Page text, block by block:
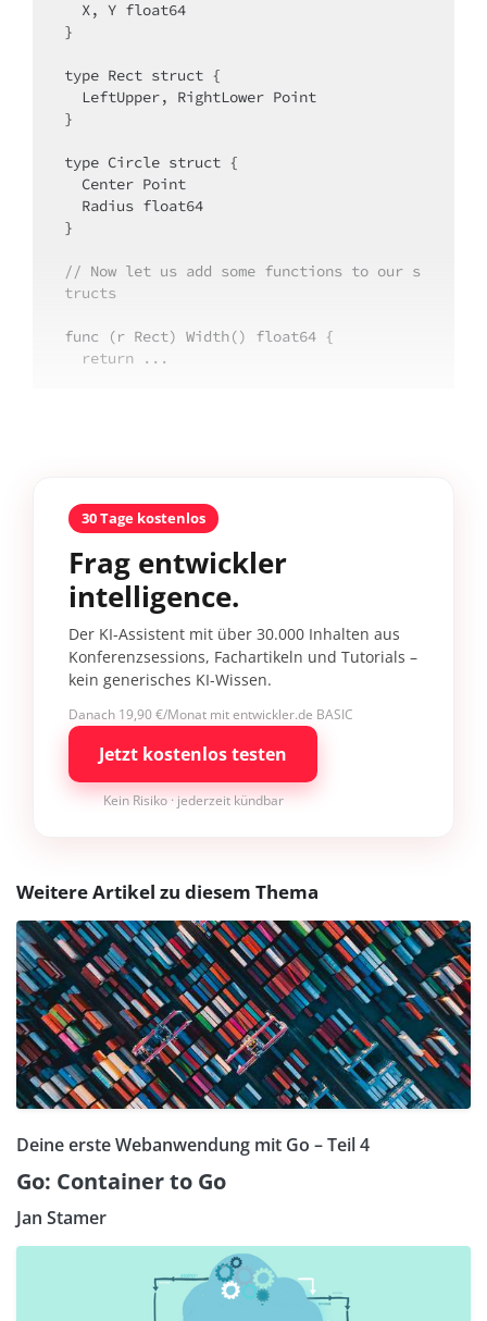
}
type Rect struct {
}
type Circle struct {
}
// Now let us add some functions to our s
tructs
func (r Rect) Width() float64 {
  return ...
30 Tage kostenlos
Frag entwickler
intelligence.
Der KI-Assistent mit über 30.000 Inhalten aus
Konferenzsessions, Fachartikeln und Tutorials –
kein generisches KI-Wissen.
Danach 19,90 €/Monat mit entwickler.de BASIC
Jetzt kostenlos testen
Kein Risiko · jederzeit kündbar
Weitere Artikel zu diesem Thema
Deine erste Webanwendung mit Go – Teil 4
Go: Container to Go
Jan Stamer